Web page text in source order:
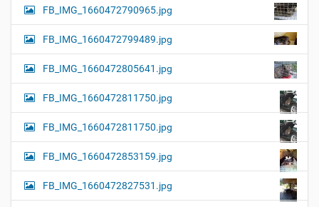
FB_IMG_1660472790965.jpg
FB_IMG_1660472799489.jpg
FB_IMG_1660472805641.jpg
FB_IMG_1660472811750.jpg
FB_IMG_1660472811750.jpg
FB_IMG_1660472853159.jpg
FB_IMG_1660472827531.jpg